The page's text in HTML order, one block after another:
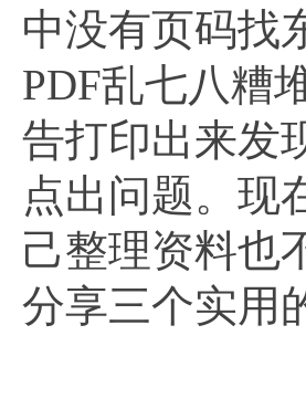
中没有页码找
PDF乱七八糟
告打印出来发
点出问题。现
己整理资料也
分享三个实用